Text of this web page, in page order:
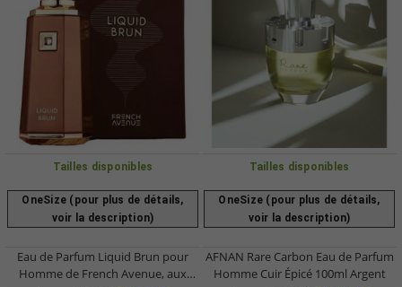
Tailles disponibles
OneSize (pour plus de détails,
voir la description)
Eau de Parfum Liquid Brun pour
Homme de French Avenue, aux
Tailles disponibles
OneSize (pour plus de détails,
voir la description)
AFNAN Rare Carbon Eau de Parfum
Homme Cuir Épicé 100ml Argent